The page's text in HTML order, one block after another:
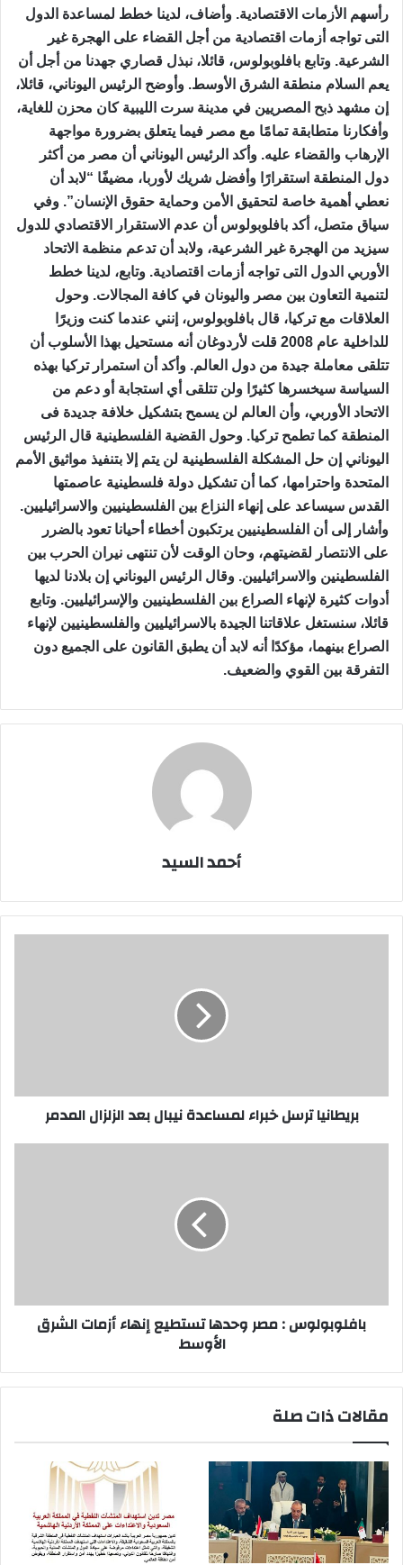
رأسهم الأزمات الاقتصادية. وأضاف، لدينا خطط لمساعدة الدول
التى تواجه أزمات اقتصادية من أجل القضاء على الهجرة غير
الشرعية. وتابع بافلوبولوس، قائلا، نبذل قصاري جهدنا من أجل أن
يعم السلام منطقة الشرق الأوسط. وأوضح الرئيس اليوناني، قائلا،
إن مشهد ذبح المصريين في مدينة سرت الليبية كان محزن للغاية،
وأفكارنا متطابقة تمامًا مع مصر فيما يتعلق بضرورة مواجهة
الإرهاب والقضاء عليه. وأكد الرئيس اليوناني أن مصر من أكثر
دول المنطقة استقرارًا وأفضل شريك لأوربا، مضيفًا “لابد أن
نعطي أهمية خاصة لتحقيق الأمن وحماية حقوق الإنسان”. وفي
سياق متصل، أكد بافلوبولوس أن عدم الاستقرار الاقتصادي للدول
سيزيد من الهجرة غير الشرعية، ولابد أن تدعم منظمة الاتحاد
الأوربي الدول التى تواجه أزمات اقتصادية. وتابع، لدينا خطط
لتنمية التعاون بين مصر واليونان في كافة المجالات. وحول
العلاقات مع تركيا، قال بافلوبولوس، إنني عندما كنت وزيرًا
للداخلية عام 2008 قلت لأردوغان أنه مستحيل بهذا الأسلوب أن
تتلقى معاملة جيدة من دول العالم. وأكد أن استمرار تركيا بهذه
السياسة سيخسرها كثيرًا ولن تتلقى أي استجابة أو دعم من
الاتحاد الأوربي، وأن العالم لن يسمح بتشكيل خلافة جديدة فى
المنطقة كما تطمح تركيا. وحول القضية الفلسطينية قال الرئيس
اليوناني إن حل المشكلة الفلسطينية لن يتم إلا بتنفيذ مواثيق الأمم
المتحدة واحترامها، كما أن تشكيل دولة فلسطينية عاصمتها
القدس سيساعد على إنهاء النزاع بين الفلسطينيين والاسرائيليين.
وأشار إلى أن الفلسطينيين يرتكبون أخطاء أحيانا تعود بالضرر
على الانتصار لقضيتهم، وحان الوقت لأن تنتهى نيران الحرب بين
الفلسطينين والاسرائيليين. وقال الرئيس اليوناني إن بلادنا لديها
أدوات كثيرة لإنهاء الصراع بين الفلسطينيين والإسرائيليين. وتابع
قائلا، سنستغل علاقاتنا الجيدة بالاسرائيليين والفلسطينيين لإنهاء
الصراع بينهما، مؤكدًا أنه لابد أن يطبق القانون على الجميع دون
التفرقة بين القوي والضعيف.
أحمد السيد
بريطانيا ترسل خبراء لمساعدة نيبال بعد الزلزال المدمر
الأوسط
بافلوبولوس : مصر وحدها تستطيع إنهاء أزمات الشرق
الأوسط
مقالات ذات صلة